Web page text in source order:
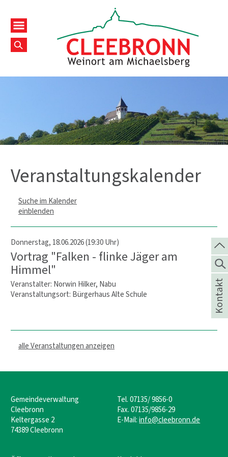
Veranstaltungskalender
Suche im Kalender
einblenden
Donnerstag, 18.06.2026 (19:30 Uhr)
Vortrag "Falken - flinke Jäger am
Himmel"
Veranstalter: Norwin Hilker, Nabu
Veranstaltungsort: Bürgerhaus Alte Schule
alle Veranstaltungen anzeigen
Gemeindeverwaltung
Cleebronn
Keltergasse 2
74389 Cleebronn
Tel. 07135/ 9856-0
Fax. 07135/9856-29
E-Mail:info@cleebronn.de
Kontakt